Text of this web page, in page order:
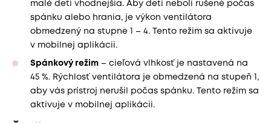
malé deti vhodnejšia. Aby deti neboli rušené počas
spánku alebo hrania, je výkon ventilátora
obmedzený na stupne 1 – 4. Tento režim sa aktivuje
v mobilnej aplikácii.
Spánkový režim – cieľová vlhkosť je nastavená na
45 %. Rýchlosť ventilátora je obmedzená na stupeň 1,
aby vás prístroj nerušil počas spánku. Tento režim sa
aktivuje v mobilnej aplikácii.